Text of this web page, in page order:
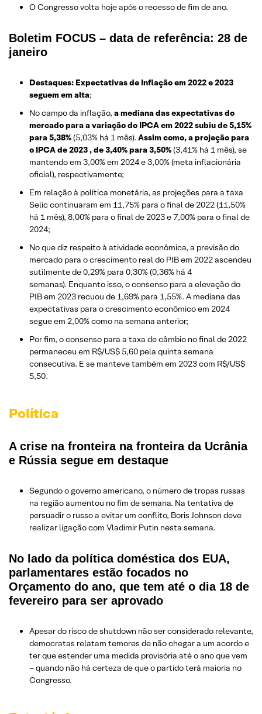
O Congresso volta hoje após o recesso de fim de ano.
Boletim FOCUS – data de referência: 28 de
janeiro
Destaques: Expectativas de Inflação em 2022 e 2023
seguem em alta;
No campo da inflação, a mediana das expectativas do
mercado para a variação do IPCA em 2022 subiu de 5,15%
para 5,38%(5,03% há 1 mês). Assim como, a projeção para
o IPCA de 2023 , de 3,40% para 3,50%(3,41% há 1 mês), se
mantendo em 3,00% em 2024 e 3,00% (meta inflacionária
oficial), respectivamente;
Em relação à política monetária, as projeções para a taxa
Selic continuaram em 11,75% para o final de 2022 (11,50%
há 1 mês), 8,00% para o final de 2023 e 7,00% para o final de
2024;
No que diz respeito à atividade econômica, a previsão do
mercado para o crescimento real do PIB em 2022 ascendeu
sutilmente de 0,29% para 0,30% (0,36% há 4
semanas). Enquanto isso, o consenso para a elevação do
PIB em 2023 recuou de 1,69% para 1,55%. A mediana das
expectativas para o crescimento econômico em 2024
segue em 2,00% como na semana anterior;
Por fim, o consenso para a taxa de câmbio no final de 2022
permaneceu em R$/US$ 5,60 pela quinta semana
consecutiva. E se manteve também em 2023 com R$/US$
5,50.
Política
A crise na fronteira na fronteira da Ucrânia
e Rússia segue em destaque
Segundo o governo americano, o número de tropas russas
na região aumentou no fim de semana. Na tentativa de
persuadir o russo a evitar um conflito, Boris Johnson deve
realizar ligação com Vladimir Putin nesta semana.
No lado da política doméstica dos EUA,
parlamentares estão focados no
Orçamento do ano, que tem até o dia 18 de
fevereiro para ser aprovado
Apesar do risco de shutdown não ser considerado relevante,
democratas relatam temores de não chegar a um acordo e
ter que estender uma medida provisória até o ano que vem
– quando não há certeza de que o partido terá maioria no
Congresso.